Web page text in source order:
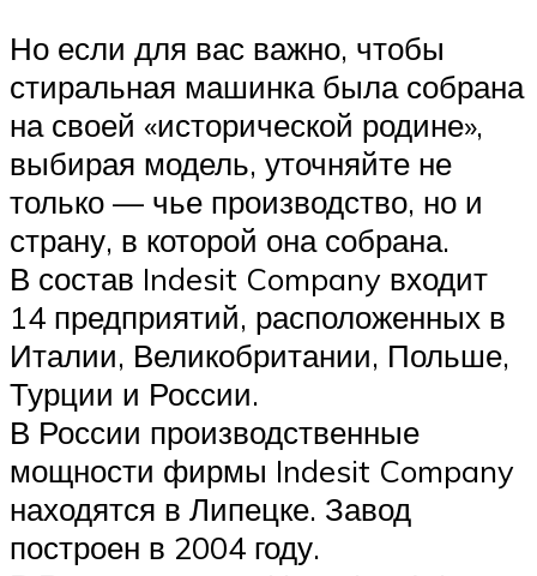
Но если для вас важно, чтобы
стиральная машинка была собрана
на своей «исторической родине»,
выбирая модель, уточняйте не
только — чье производство, но и
страну, в которой она собрана.
В состав Indesit Company входит
14 предприятий, расположенных в
Италии, Великобритании, Польше,
Турции и России.
В России производственные
мощности фирмы Indesit Company
находятся в Липецке. Завод
построен в 2004 году.